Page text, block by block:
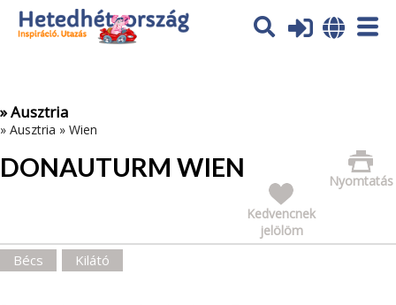
Az oldal sütiket (cookies) használ. További tájékoztatás itt:
Adatvédelmi tájékoztató
» Ausztria
» Ausztria » Wien
DONAUTURM WIEN
Nyomtatás
Kedvencnek
jelölöm
Bécs Kilátó